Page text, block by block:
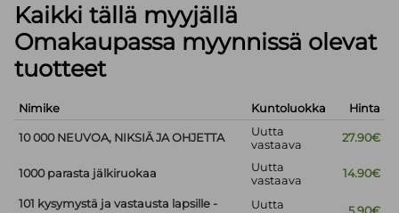
Kaikki tällä myyjällä
Omakaupassa myynnissä olevat
tuotteet
Nimike Kuntoluokka Hinta
10 000 NEUVOA, NIKSIÄ JA OHJETTA
Uutta
vastaava
27.90€
1000 parasta jälkiruokaa
Uutta
vastaava
14.90€
101 kysymystä ja vastausta lapsille -
Uutta